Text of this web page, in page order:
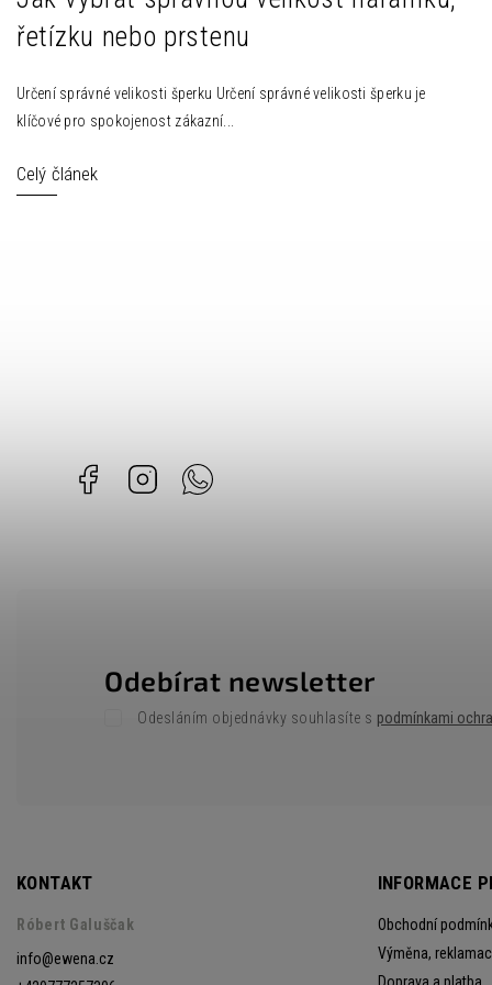
řetízku nebo prstenu
Určení správné velikosti šperku Určení správné velikosti šperku je
klíčové pro spokojenost zákazní...
Celý článek
Facebook Instagram
KONTAKT
Róbert Galuščak
info@ewena.cz
INFORMACE
Obchodní
Výměna,
Odebírat newsletter
Odesláním objednávky souhlasíte s podmínkami